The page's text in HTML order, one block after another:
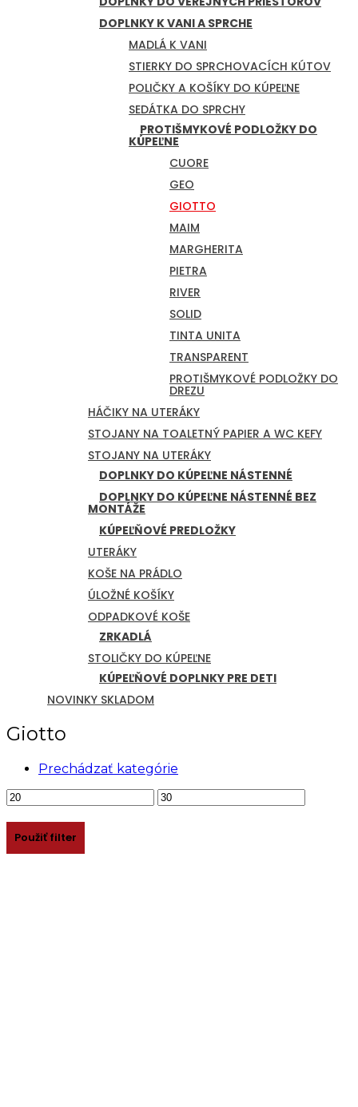
DOPLNKY K VANI A SPRCHE
MADLÁ K VANI
STIERKY DO SPRCHOVACÍCH KÚTOV
POLIČKY A KOŠÍKY DO KÚPEĽNE
SEDÁTKA DO SPRCHY
PROTIŠMYKOVÉ PODLOŽKY DO
KÚPEĽNE
CUORE
GEO
GIOTTO
MAIM
MARGHERITA
PIETRA
RIVER
SOLID
TINTA UNITA
TRANSPARENT
PROTIŠMYKOVÉ PODLOŽKY DO
DREZU
HÁČIKY NA UTERÁKY
STOJANY NA TOALETNÝ PAPIER A WC KEFY
STOJANY NA UTERÁKY
DOPLNKY DO KÚPEĽNE NÁSTENNÉ
DOPLNKY DO KÚPEĽNE NÁSTENNÉ BEZ
MONTÁŽE
KÚPEĽŇOVÉ PREDLOŽKY
UTERÁKY
KOŠE NA PRÁDLO
ÚLOŽNÉ KOŠÍKY
ODPADKOVÉ KOŠE
ZRKADLÁ
STOLIČKY DO KÚPEĽNE
KÚPEĽŇOVÉ DOPLNKY PRE DETI
NOVINKY SKLADOM
Giotto
Prechádzať kategórie
Minimálna
cena
Maximálna
cena
Použiť filter